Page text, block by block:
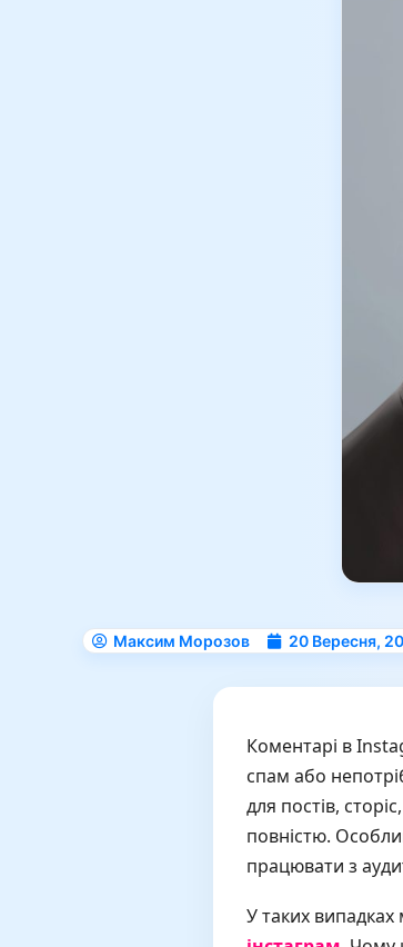
Максим Морозов 20 Вересня,
Коментарі в
спам або
для постів,
повністю.
працювати з
У таких